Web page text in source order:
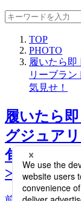
TOP
PHOTO
履いたら即
リーブラ
気見せ！
履いたら
グジュア
旬スニーカ
>>